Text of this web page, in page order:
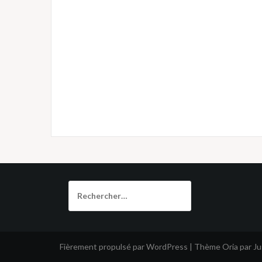
Fièrement propulsé par WordPress | Thème Oria par